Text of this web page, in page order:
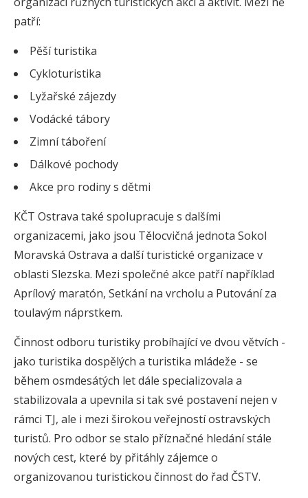
patří:
Pěší turistika
Cykloturistika
Lyžařské zájezdy
Vodácké tábory
Zimní táboření
Dálkové pochody
Akce pro rodiny s dětmi
KČT Ostrava také spolupracuje s dalšími
organizacemi, jako jsou Tělocvičná jednota Sokol
Moravská Ostrava a další turistické organizace v
oblasti Slezska. Mezi společné akce patří například
Aprílový maratón, Setkání na vrcholu a Putování za
toulavým náprstkem.
Činnost odboru turistiky probíhající ve dvou větvích -
jako turistika dospělých a turistika mládeže - se
během osmdesátých let dále specializovala a
stabilizovala a upevnila si tak své postavení nejen v
rámci TJ, ale i mezi širokou veřejností ostravských
turistů. Pro odbor se stalo příznačné hledání stále
nových cest, které by přitáhly zájemce o
organizovanou turistickou činnost do řad ČSTV.